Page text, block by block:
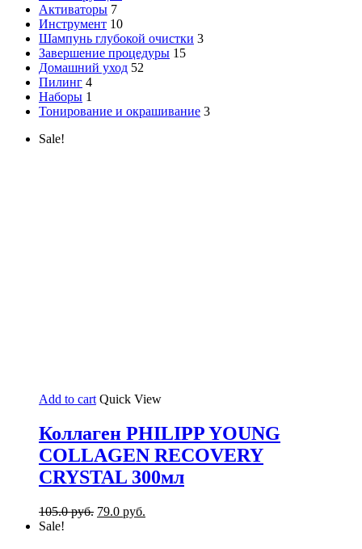
Активаторы 7
Инструмент 10
Шампунь глубокой очистки 3
Завершение процедуры 15
Домашний уход 52
Пилинг 4
Наборы 1
Тонирование и окрашивание 3
Sale!
Add to cart Quick View
Коллаген PHILIPP YOUNG
COLLAGEN RECOVERY
CRYSTAL 300мл
105.0руб. 79.0 руб.
Sale!